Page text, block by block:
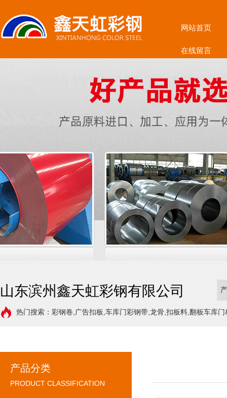
网站首页
在线留言
山东滨州鑫天虹彩钢有限公司
热门搜索：彩钢卷,广告扣板,车库门彩钢带,龙骨,扣板料,翻板车库
产品分类
PRODUCT CLASSIFICATION